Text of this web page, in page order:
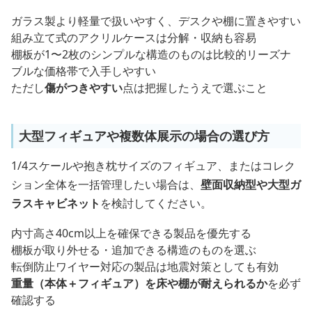
ガラス製より軽量で扱いやすく、デスクや棚に置きやすい
組み立て式のアクリルケースは分解・収納も容易
棚板が1〜2枚のシンプルな構造のものは比較的リーズナ
ブルな価格帯で入手しやすい
ただし傷がつきやすい点は把握したうえで選ぶこと
大型フィギュアや複数体展示の場合の選び方
1/4スケールや抱き枕サイズのフィギュア、またはコレク
ション全体を一括管理したい場合は、 壁面収納型や大型ガ
ラスキャビネット を検討してください。
内寸高さ40cm以上を確保できる製品を優先する
棚板が取り外せる・追加できる構造のものを選ぶ
転倒防止ワイヤー対応の製品は地震対策としても有効
重量（本体＋フィギュア）を床や棚が耐えられるかを必ず
確認する